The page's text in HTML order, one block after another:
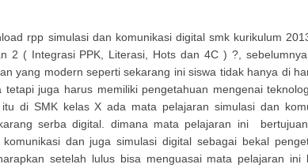
rpp simulasi dan komunikasi digital smk kurikulum
2 ( Integrasi PPK, Literasi, Hots dan 4C ) ?,
yang modern seperti sekarang ini siswa tidak hanya di
juga harus memiliki pengetahuan mengenai
di SMK kelas X ada mata pelajaran simulasi dan
serba digital. dimana mata pelajaran ini
dan juga simulasi digital sebagai bekal
setelah lulus bisa menguasai mata pelajaran ini